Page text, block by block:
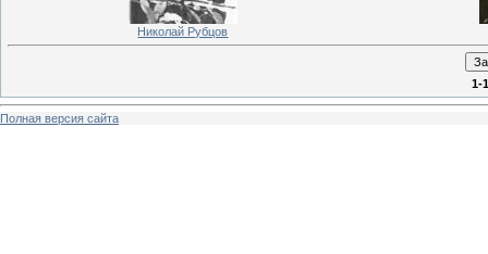
Николай Рубцов
1-
Полная версия сайта